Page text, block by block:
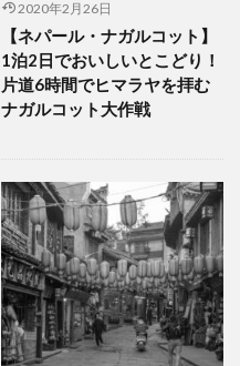
2020年2月26日
【ネパール・ナガルコット】
1泊2日でおいしいとこどり！
片道6時間でヒマラヤを拝む
ナガルコット大作戦